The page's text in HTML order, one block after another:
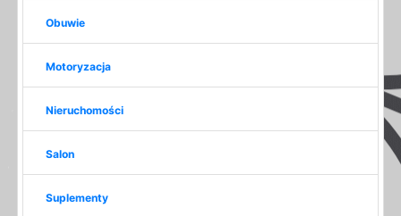
Obuwie
Motoryzacja
Nieruchomości
Salon
Suplementy